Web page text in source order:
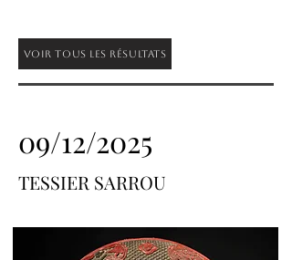
Voir tous les résultats
09/12/2025
TESSIER SARROU